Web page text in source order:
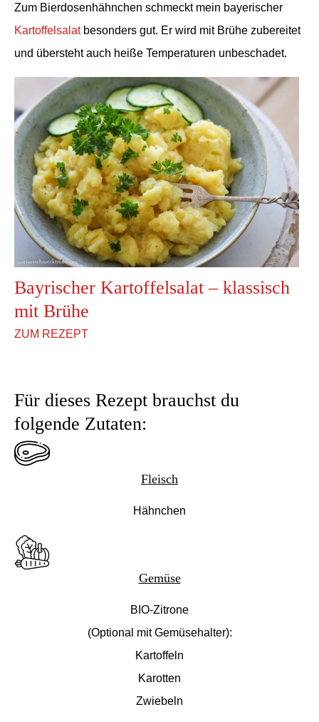
Zum Bierdosenhähnchen schmeckt mein bayerischer
Kartoffelsalatbesonders gut. Er wird mit Brühe zubereitet
und übersteht auch heiße Temperaturen unbeschadet.
Bayrischer Kartoffelsalat – klassisch
mit Brühe
ZUM REZEPT
Für dieses Rezept brauchst du
folgende Zutaten:
Fleisch
Hähnchen
Gemüse
BIO-Zitrone
(Optional mit Gemüsehalter):
Kartoffeln
Karotten
Zwiebeln